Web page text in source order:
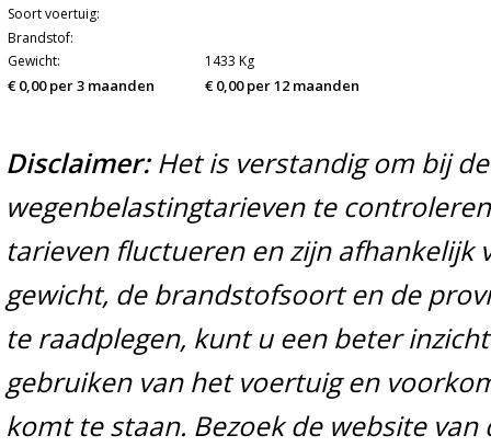
Soort voertuig:
Brandstof:
Gewicht:
1433 Kg
€ 0,00 per 3 maanden € 0,00 per 12 maanden
Disclaimer:Het is verstandig om bij
wegenbelastingtarieven te
tarieven fluctueren en zijn afhankelijk
gewicht, de brandstofsoort en de
te raadplegen, kunt u een beter
gebruiken van het voertuig en
komt te staan. Bezoek de website